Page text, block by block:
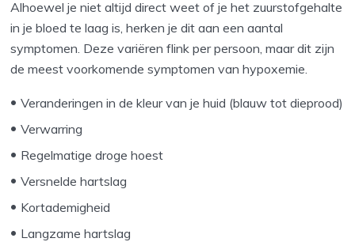
Alhoewel je niet altijd direct weet of je het zuurstofgehalte
in je bloed te laag is, herken je dit aan een aantal
symptomen. Deze variëren flink per persoon, maar dit zijn
de meest voorkomende symptomen van hypoxemie.
Veranderingen in de kleur van je huid (blauw tot dieprood)
Verwarring
Regelmatige droge hoest
Versnelde hartslag
Kortademigheid
Langzame hartslag